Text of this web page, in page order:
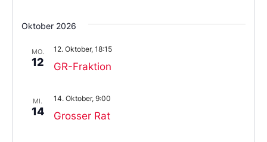
Oktober 2026
MO.
12 GR-Fraktion
12. Oktober, 18:15
MI.
14 Grosser Rat
14. Oktober, 9:00